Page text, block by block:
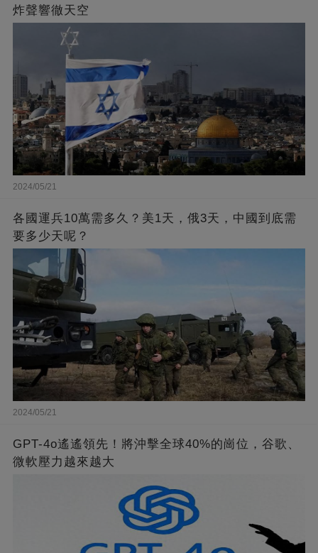
炸聲響徹天空
2024/05/21
各國運兵10萬需多久？美1天，俄3天，中國到底需
要多少天呢？
2024/05/21
GPT-4o遙遙領先！將沖擊全球40%的崗位，谷歌、
微軟壓力越來越大